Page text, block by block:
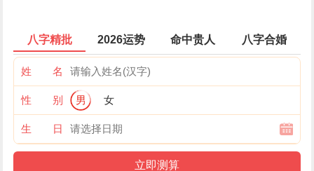
八字精批 2026运势 命中贵人 八字合婚
姓 名
性 别 男 女
生 日